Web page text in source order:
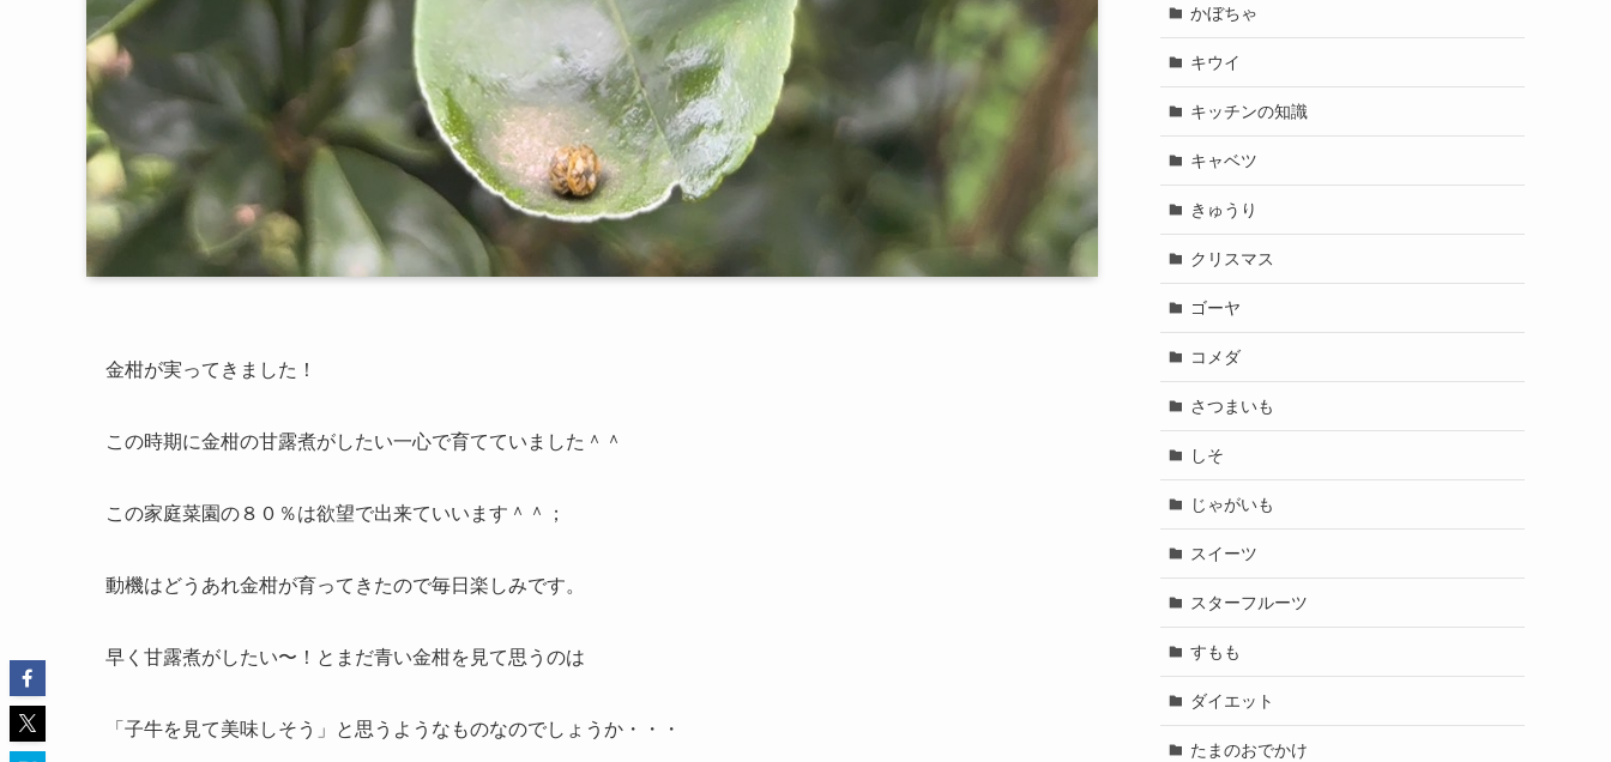
金柑が実ってきました！
この時期に金柑の甘露煮がしたい一心で育てていました＾＾
この家庭菜園の８０％は欲望で出来ていいます＾＾；
動機はどうあれ金柑が育ってきたので毎日楽しみです。
早く甘露煮がしたい〜！とまだ青い金柑を見て思うのは
「子牛を見て美味しそう」と思うようなものなのでしょうか・・・
かぼちゃ
キウイ
キッチンの知識
キャベツ
きゅうり
クリスマス
ゴーヤ
コメダ
さつまいも
しそ
じゃがいも
スイーツ
スターフルーツ
すもも
ダイエット
たまのおでかけ